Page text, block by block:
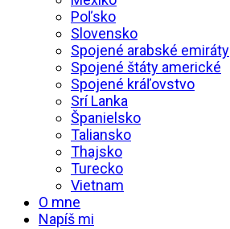
Poľsko
Slovensko
Spojené arabské emiráty
Spojené štáty americké
Spojené kráľovstvo
Srí Lanka
Španielsko
Taliansko
Thajsko
Turecko
Vietnam
O mne
Napíš mi